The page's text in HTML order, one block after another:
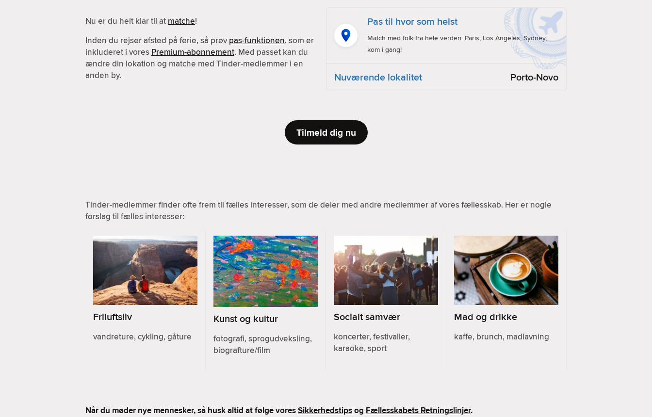
Nu er du helt klar til at matche!
Inden du rejser afsted på ferie, så prøvpas-funktionen, som er
inkluderet i vores Premium-abonnement. Med passet kan du
ændre din lokation og matche med Tinder-medlemmer i en
anden by.
Pas til hvor som helst
Match med folk fra hele verden. Paris, Los Angeles, Sydney,
kom i gang!
Nuværende lokalitet Porto-Novo
Tilmeld dig nu
Tinder-medlemmer finder ofte frem til fælles interesser, som de deler med andre medlemmer af vores fællesskab. Her er nogle
forslag til fælles interesser:
Friluftsliv
vandreture, cykling, gåture
Kunst og kultur
fotografi, sprogudveksling,
biografture/film
Socialt samvær
koncerter, festivaller,
karaoke, sport
Mad og drikke
kaffe, brunch, madlavning
Når du møder nye mennesker, så husk altid at følge voresSikkerhedstipsog Fællesskabets Retningslinjer.